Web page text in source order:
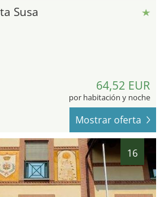
Susa
64,52 EUR
por habitación y noche
Mostrar oferta
16